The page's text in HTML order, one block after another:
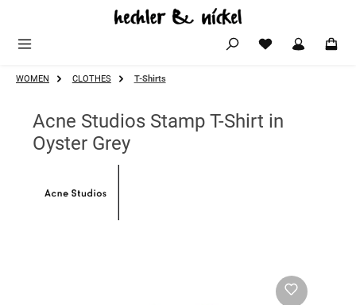
Zum Hauptinhalt springen
WOMEN CLOTHES T-Shirts
Acne Studios Stamp T-Shirt in
Oyster Grey